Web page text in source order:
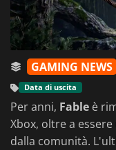
GAMING NEWS
Data di uscita
Per anni, Fable è
Xbox, oltre a
dalla comunità.